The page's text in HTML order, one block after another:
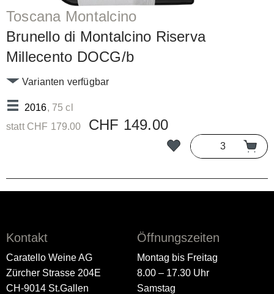
Toscana Montalcino
Brunello di Montalcino Riserva
Millecento DOCG/b
2016, 75 cl
Varianten verfügbar
statt CHF 179.00 CHF 149.00
Kontakt
Caratello Weine AG
Zürcher Strasse 204E
CH-9014 St.Gallen
Öffnungszeiten
Montag bis Freitag
8.00 – 17.30 Uhr
Samstag